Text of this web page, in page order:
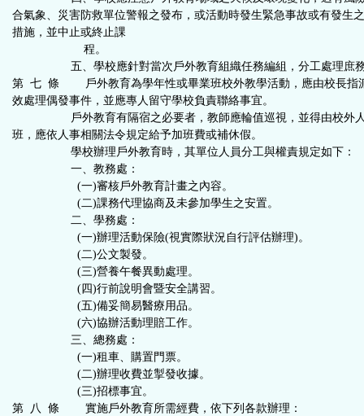
合氣象、災害防救單位警報之發布，或活動時發生緊急事故或有發生
措施，並中止或終止課
程。
五、學校應針對當次戶外教育組織任務編組，分工處理庶
第 七 條 戶外教育為學年性或畢業班校外教學活動，應由校長指
效處理偶發事件，並應專人留守學校負責聯絡事宜。
戶外教育有隔宿之必要者，教師應輪值巡視，並得由校外人
班，應依人事相關法令規定給予加班費或補休假。
學校辦理戶外教育時，其單位人員分工與權責規定如下：
一、教務處：
(一)審核戶外教育計畫之內容。
(二)課務代理協商及未參加學生之安置。
二、學務處：
(一)辦理活動保險(視實際狀況自行評估辦理)。
(二)公文製發。
(三)營養午餐異動處理。
(四)行前說明會暨安全講習。
(五)備妥簡易醫療用品。
(六)協辦活動理賠工作。
三、總務處：
(一)租車、購置門票。
(二)辦理收費並掣發收據。
(三)招標事宜。
第 八 條 實施戶外教育所需經費，依下列各款辦理：